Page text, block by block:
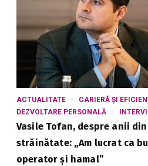
ACTUALITATE
CARIERĂ ȘI
DEZVOLTARE PERSONALĂ
Vasile Tofan, despre anii din
străinătate: „Am lucrat ca
operator și hamal”